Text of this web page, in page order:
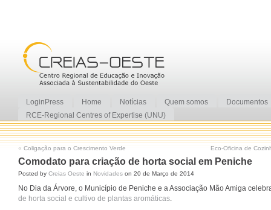
LoginPress Home Notícias Quem somos
Documentos
RCE-Regional Centres of Expertise (UNU)
« Coligação para o Crescimento Verde Eco-Oficina de
Comodato para criação de horta social em Peniche
Posted by Creias Oeste in Novidades on 20 de Março de 2014
No Dia da Árvore, o Município de Peniche e a Associação Mão Amiga
de horta social e cultivo de plantas aromáticas.